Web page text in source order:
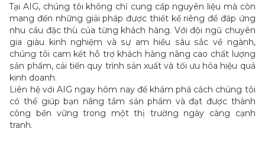
Tại AIG, chúng tôi không chỉ cung cấp nguyên liệu mà còn
mang đến những giải pháp được thiết kế riêng để đáp ứng
nhu cầu đặc thù của từng khách hàng. Với đội ngũ chuyên
gia giàu kinh nghiệm và sự am hiểu sâu sắc về ngành,
chúng tôi cam kết hỗ trợ khách hàng nâng cao chất lượng
sản phẩm, cải tiến quy trình sản xuất và tối ưu hóa hiệu quả
kinh doanh.
Liên hệ với AIG ngay hôm nay để khám phá cách chúng tôi
có thể giúp bạn nâng tầm sản phẩm và đạt được thành
công bền vững trong một thị trường ngày càng cạnh
tranh.